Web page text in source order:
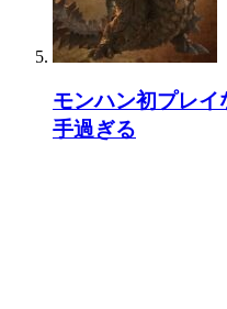
モンハン初プレ
手過ぎる